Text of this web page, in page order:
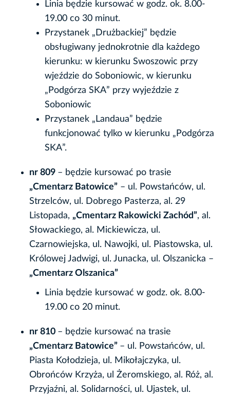
Linia będzie kursować w godz. ok. 8.00-
19.00 co 30 minut.
Przystanek „Drużbackiej” będzie
obsługiwany jednokrotnie dla każdego
kierunku: w kierunku Swoszowic przy
wjeździe do Soboniowic, w kierunku
„Podgórza SKA” przy wyjeździe z
Soboniowic
Przystanek „Landaua” będzie
funkcjonować tylko w kierunku „Podgórza
SKA”.
nr 809 – będzie kursować po trasie
„Cmentarz Batowice” – ul. Powstańców, ul.
Strzelców, ul. Dobrego Pasterza, al. 29
Listopada, „Cmentarz Rakowicki Zachód”, al.
Słowackiego, al. Mickiewicza, ul.
Czarnowiejska, ul. Nawojki, ul. Piastowska, ul.
Królowej Jadwigi, ul. Junacka, ul. Olszanicka –
„Cmentarz Olszanica”
Linia będzie kursować w godz. ok. 8.00-
19.00 co 20 minut.
nr 810 – będzie kursować na trasie
„Cmentarz Batowice” – ul. Powstańców, ul.
Piasta Kołodzieja, ul. Mikołajczyka, ul.
Obrońców Krzyża, ul Żeromskiego, al. Róż, al.
Przyjaźni, al. Solidarności, ul. Ujastek, ul.